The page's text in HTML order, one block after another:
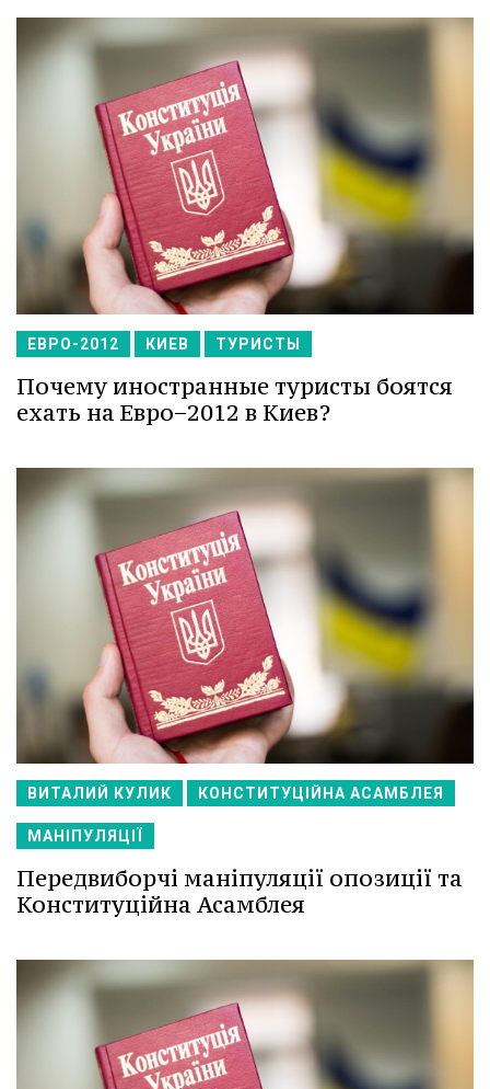
ЕВРО-2012 КИЕВ ТУРИСТЫ
Почему иностранные туристы боятся
ехать на Евро−2012 в Киев?
ВИТАЛИЙ КУЛИК КОНСТИТУЦІЙНА АСАМБЛЕЯ
МАНІПУЛЯЦІЇ
Передвиборчі маніпуляції опозиції та
Конституційна Асамблея